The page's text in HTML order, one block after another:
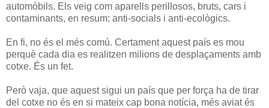
automòbils. Els veig com aparells perillosos, bruts, cars i
contaminants, en resum: anti-socials i anti-ecològics.
En fi, no és el més comú. Certament aquest país es mou
perquè cada dia es realitzen milions de desplaçaments amb
cotxe. És un fet.
Però vaja, que aquest sigui un país que per força ha de tirar
del cotxe no és en si mateix cap bona notícia, més aviat és